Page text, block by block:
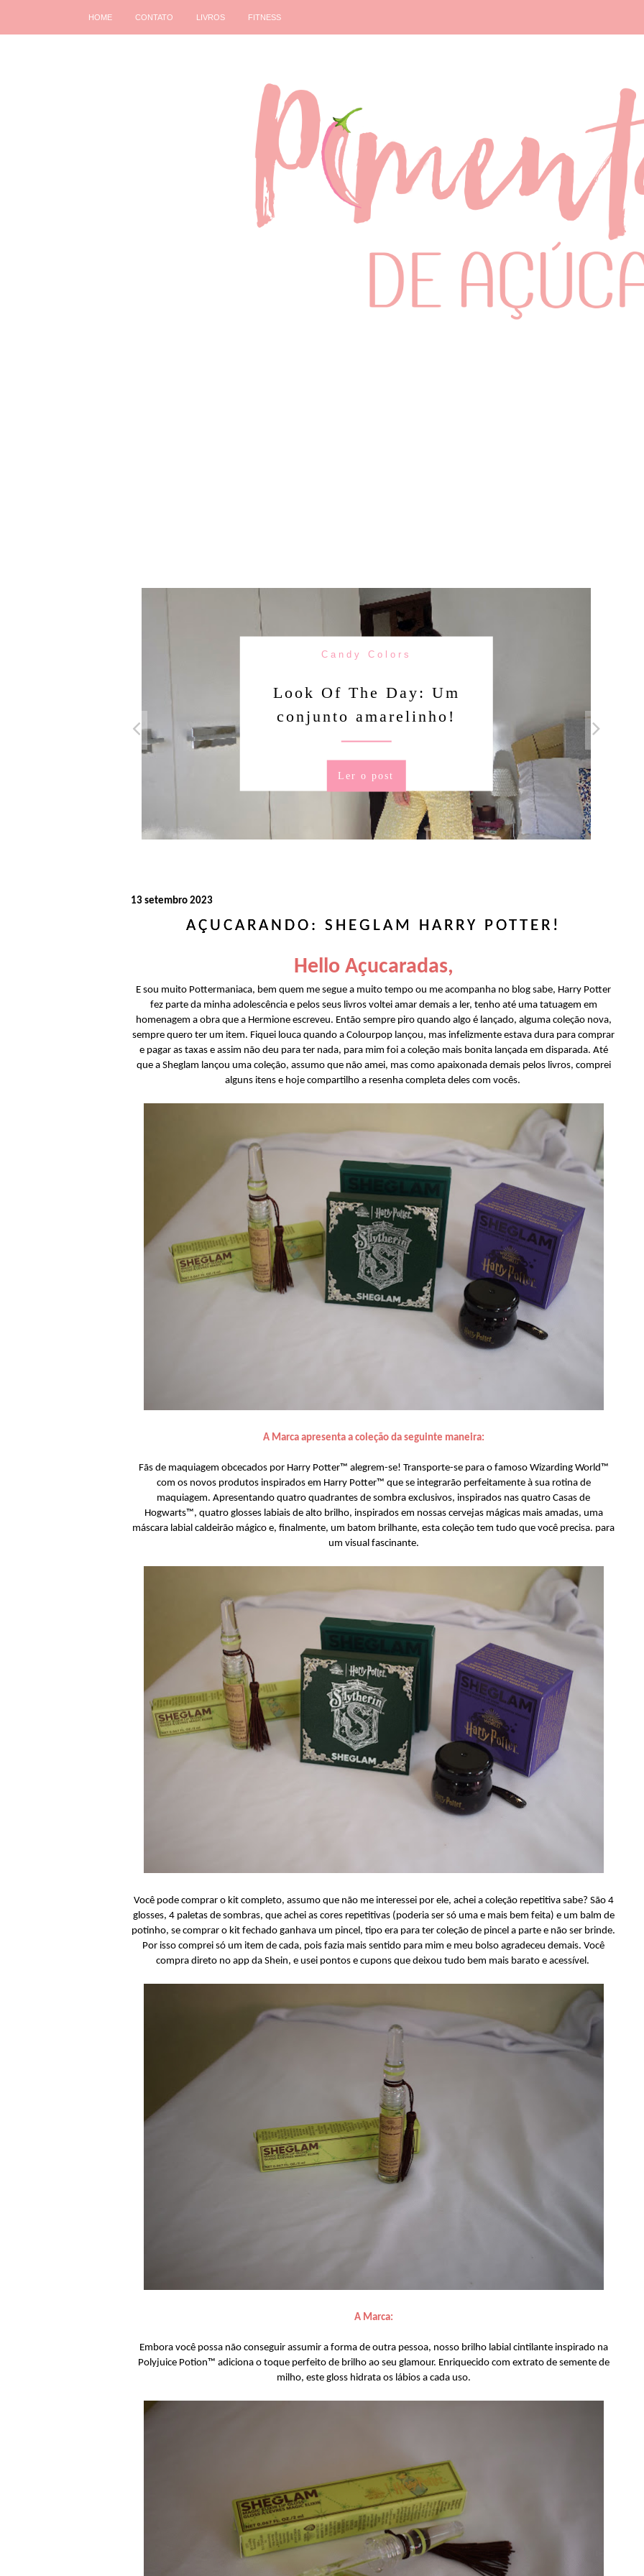
HOME CONTATO LIVROS FITNESS
Candy Colors
Look Of The Day: Um
conjunto amarelinho!
Ler o post
13 setembro 2023
AÇUCARANDO: SHEGLAM HARRY POTTER!
Hello Açucaradas,
E sou muito Pottermaniaca, bem quem me segue a muito tempo ou me acompanha no blog sabe, Harry Potter
fez parte da minha adolescência e pelos seus livros voltei amar demais a ler, tenho até uma tatuagem em
homenagem a obra que a Hermione escreveu. Então sempre piro quando algo é lançado, alguma coleção nova,
sempre quero ter um item. Fiquei louca quando a Colourpop lançou, mas infelizmente estava dura para comprar
e pagar as taxas e assim não deu para ter nada, para mim foi a coleção mais bonita lançada em disparada. Até
que a Sheglam lançou uma coleção, assumo que não amei, mas como apaixonada demais pelos livros, comprei
alguns itens e hoje compartilho a resenha completa deles com vocês.
A Marca apresenta a coleção da seguinte maneira:
Fãs de maquiagem obcecados por Harry Potter™ alegrem-se! Transporte-se para o famoso Wizarding World™
com os novos produtos inspirados em Harry Potter™ que se integrarão perfeitamente à sua rotina de
maquiagem. Apresentando quatro quadrantes de sombra exclusivos, inspirados nas quatro Casas de
Hogwarts™, quatro glosses labiais de alto brilho, inspirados em nossas cervejas mágicas mais amadas, uma
máscara labial caldeirão mágico e, finalmente, um batom brilhante, esta coleção tem tudo que você precisa. para
um visual fascinante.
Você pode comprar o kit completo, assumo que não me interessei por ele, achei a coleção repetitiva sabe? São 4
glosses, 4 paletas de sombras, que achei as cores repetitivas (poderia ser só uma e mais bem feita) e um balm de
potinho, se comprar o kit fechado ganhava um pincel, tipo era para ter coleção de pincel a parte e não ser brinde.
Por isso comprei só um item de cada, pois fazia mais sentido para mim e meu bolso agradeceu demais. Você
compra direto no app da Shein, e usei pontos e cupons que deixou tudo bem mais barato e acessível.
A Marca:
Embora você possa não conseguir assumir a forma de outra pessoa, nosso brilho labial cintilante inspirado na
Polyjuice Potion™ adiciona o toque perfeito de brilho ao seu glamour. Enriquecido com extrato de semente de
milho, este gloss hidrata os lábios a cada uso.